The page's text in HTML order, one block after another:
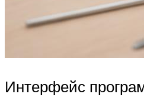
Интерфейс